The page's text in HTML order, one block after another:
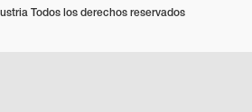
Todos los derechos reservados